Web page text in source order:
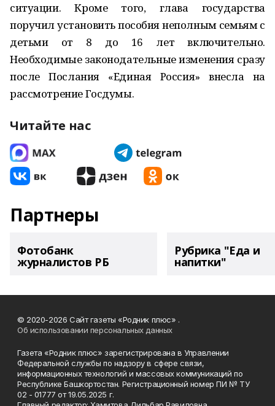
ситуации. Кроме того, глава государства
поручил установить пособия неполным семьям с
детьми от 8 до 16 лет включительно.
Необходимые законодательные изменения сразу
после Послания «Единая Россия» внесла на
рассмотрение Госдумы.
Читайте нас
Партнеры
Фотобанк
журналистов РБ
Рубрика "Еда и
напитки"
© 2020-2026 Сайт газеты «Родник плюс» .
Об использовании персональных данных
Газета «Родник плюс» зарегистрирована в Управлении
Федеральной службы по надзору в сфере связи,
информационных технологий и массовых коммуникаций по
Республике Башкортостан. Регистрационный номер ПИ № ТУ
02 - 01777 от 19.05.2025 г.